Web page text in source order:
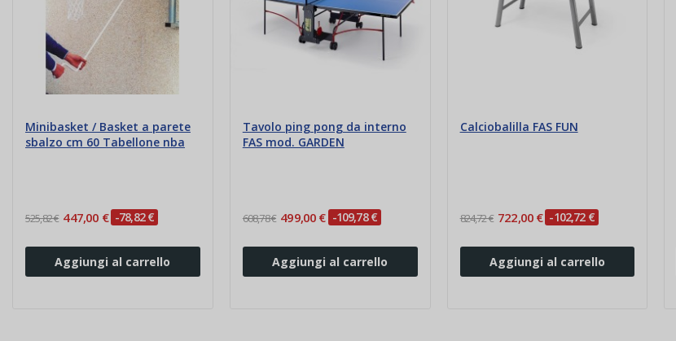
Minibasket / Basket a parete
sbalzo cm 60 Tabellone nba
525,82 € 447,00 € -78,82 €
Aggiungi al carrello
Tavolo ping pong da interno
FAS mod. GARDEN
608,78 € 499,00 € -109,78 €
Aggiungi al carrello
Calciobalilla FAS FUN
824,72 € 722,00 € -102,72 €
Aggiungi al carrello